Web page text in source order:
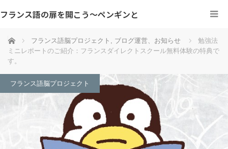
フランス語の扉を開こう～ペンギンと
ホーム フランス語脳プロジェクト , ブログ運営、お知らせ
勉強法
ミニレポートのご紹介：フランスダイレクトスクール無料体験の特典で
す。
フランス語脳プロジェクト